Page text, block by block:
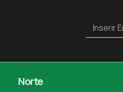
Norte